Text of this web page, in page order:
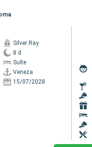
Silver Ray
8 d
Suíte
Veneza
15/07/2028